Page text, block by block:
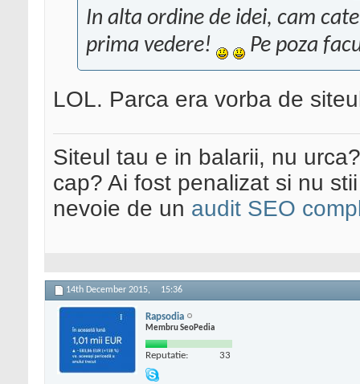
In alta ordine de idei, cam
prima vedere!
Pe poza
LOL. Parca era vorba de
Siteul tau e in balarii, nu
cap? Ai fost penalizat si nu
nevoie de un audit SEO
14th December 2015, 15:36
Rapsodia
Membru SeoPedia
Reputatie: 33